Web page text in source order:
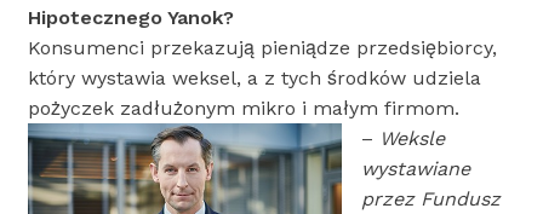
Hipotecznego Yanok?
Konsumenci przekazują pieniądze przedsiębiorcy,
który wystawia weksel, a z tych środków udziela
pożyczek zadłużonym mikro i małym firmom.
– Weksle
wystawiane
przez Fundusz